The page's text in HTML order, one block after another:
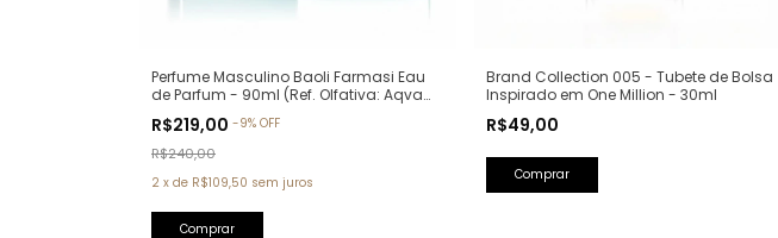
Perfume Masculino Baoli Farmasi Eau
de Parfum - 90ml (Ref. Olfativa: Aqva
R$219,00 -9% OFF
R$240,00
2 x de R$109,50 sem juros
Brand Collection 005 - Tubete de Bolsa
Inspirado em One Million - 30ml
R$49,00